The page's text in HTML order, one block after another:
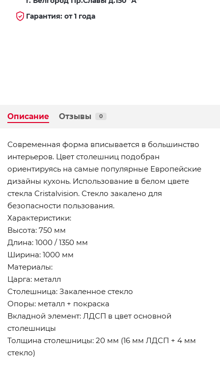
Гарантия: от 1 года
Описание Отзывы 0
Современная форма вписывается в большинство
интерьеров. Цвет столешниц подобран
ориентируясь на самые популярные Европейские
дизайны кухонь. Использование в белом цвете
стекла Cristalvision. Стекло закалено для
безопасности пользования.
Характеристики:
Высота: 750 мм
Длина: 1000 / 1350 мм
Ширина: 1000 мм
Материалы:
Царга: металл
Столешница: Закаленное стекло
Опоры: металл + покраска
Вкладной элемент: ЛДСП в цвет основной
столешницы
Толщина столешницы: 20 мм (16 мм ЛДСП + 4 мм
стекло)